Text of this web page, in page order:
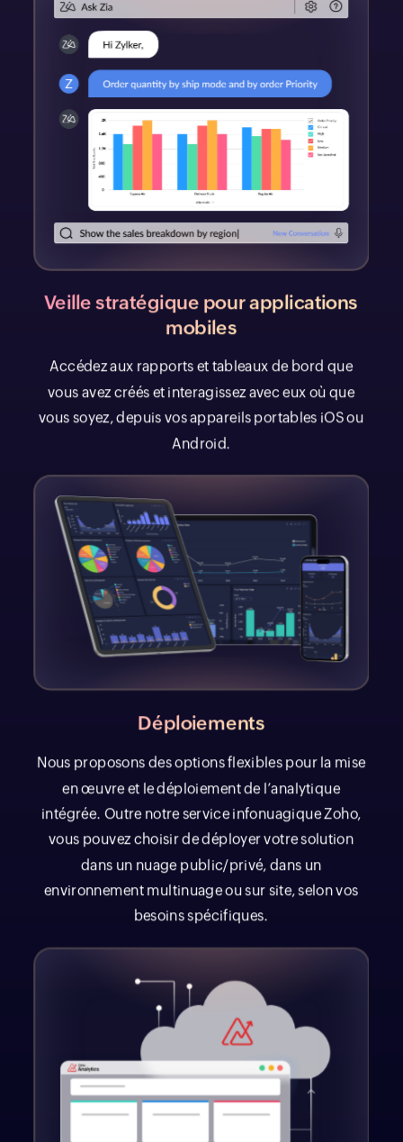
Veille stratégique pour applications
mobiles
Accédez aux rapports et tableaux de bord que
vous avez créés et interagissez avec eux où que
vous soyez, depuis vos appareils portables iOS ou
Android.
Déploiements
Nous proposons des options flexibles pour la mise
en œuvre et le déploiement de l’analytique
intégrée. Outre notre service infonuagique Zoho,
vous pouvez choisir de déployer votre solution
dans un nuage public/privé, dans un
environnement multinuage ou sur site, selon vos
besoins spécifiques.